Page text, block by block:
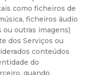
como ficheiros de
ficheiros áudio
ou outras imagens)
dos Serviços ou
conteúdos
do
quando